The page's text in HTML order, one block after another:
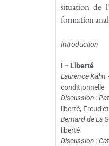
situation de
formation
Introduction
I – Liberté
Laurence Kahn
conditionnelle
Discussion :
liberté, Freud
Bernard de La
liberté
Discussion :